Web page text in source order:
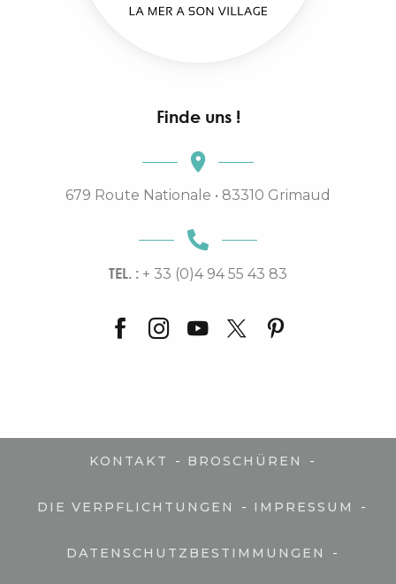
Finde uns !
679 Route Nationale • 83310 Grimaud
TEL. : + 33 (0)4 94 55 43 83
KONTAKT - BROSCHÜREN -
DIE VERPFLICHTUNGEN - IMPRESSUM -
DATENSCHUTZBESTIMMUNGEN -